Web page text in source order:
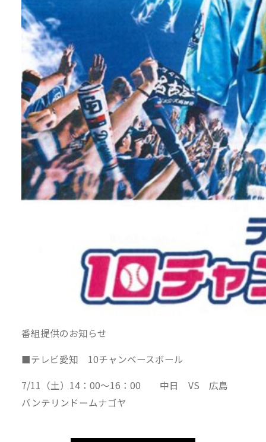
番組提供のお知らせ
■テレビ愛知 10チャンベースボール
7/11（土）14：00～16：00 中日 VS 広島
バンテリンドームナゴヤ